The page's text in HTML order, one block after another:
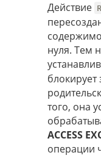
Действие
нуля. Тем
блокирует
того, она
ACCESS
операции